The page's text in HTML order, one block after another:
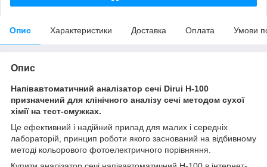
Опис Характеристики Доставка Оплата Умови
Опис
Напівавтоматичний аналізатор сечі Dirui H-100
призначений для клінічного аналізу сечі методом сухої
хімії на тест-смужках.
Це ефективний і надійний прилад для малих і середніх
лабораторій, принцип роботи якого заснований на відбивному
методі кольорового фотоелектричного порівняння.